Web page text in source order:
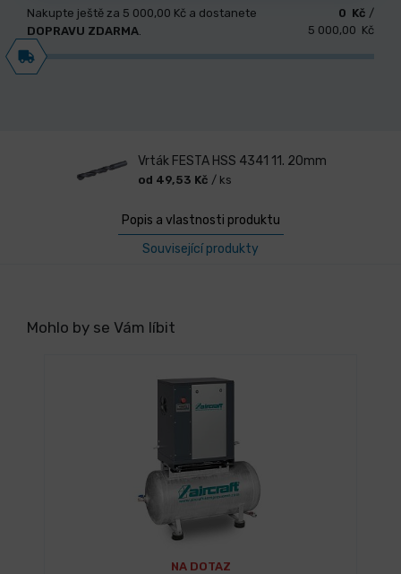
Nakupte ještě za 5 000,00 Kč a dostanete
DOPRAVU ZDARMA.
0 Kč /
5 000,00 Kč
Vrták FESTA HSS 4341 11. 20mm
od 49,53 Kč / ks
Popis a vlastnosti produktu
Související produkty
Mohlo by se Vám líbit
NA DOTAZ